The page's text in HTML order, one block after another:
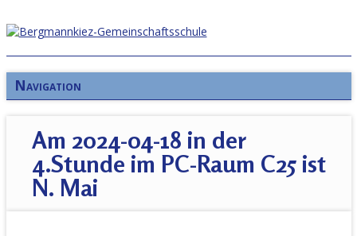
Navigation
Am 2024-04-18 in der
4.Stunde im PC-Raum C25 ist
N. Mai